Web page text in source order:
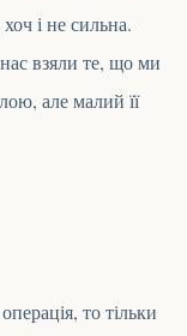
і не сильна.
взяли те, що ми
але малий її
то тільки